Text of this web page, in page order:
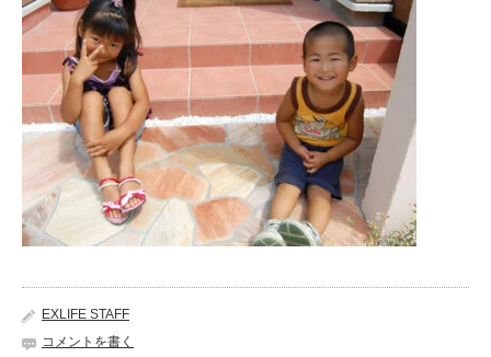
EXLIFE STAFF
コメントを書く